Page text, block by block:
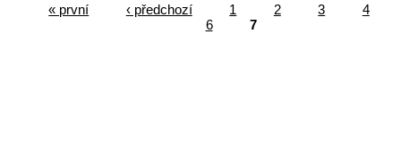
« první ‹ předchozí 1 2 3
4
6
7